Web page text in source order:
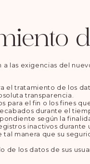
a las exigencias del
el tratamiento de los
transparencia.
el fin o los fines
durante el
según la
inactivos durante
manera que su
de los datos de sus